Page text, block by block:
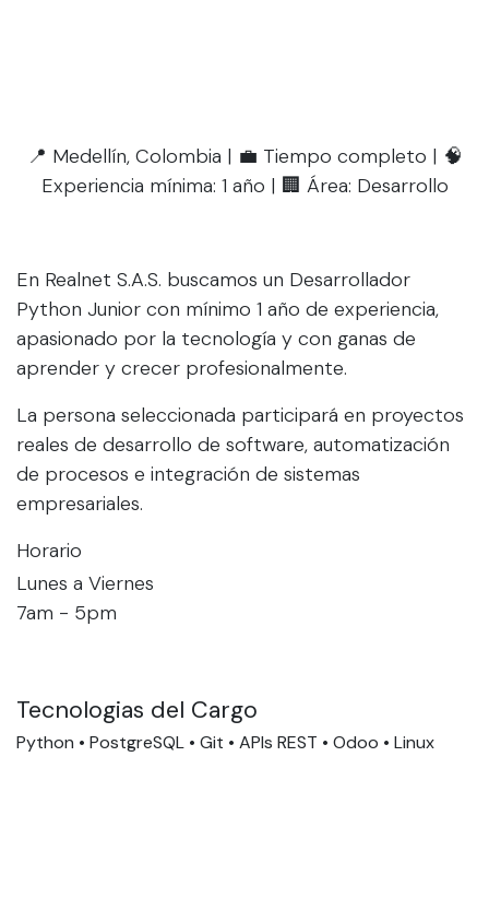
📍 Medellín, Colombia | 💼 Tiempo completo | 🧠
Experiencia mínima: 1 año | 🏢 Área: Desarrollo
En Realnet S.A.S. buscamos un Desarrollador
Python Junior con mínimo 1 año de experiencia,
apasionado por la tecnología y con ganas de
aprender y crecer profesionalmente.
La persona seleccionada participará en proyectos
reales de desarrollo de software, automatización
de procesos e integración de sistemas
empresariales.
Horario
Lunes a Viernes
7am - 5pm
Tecnologias del Cargo
Python • PostgreSQL • Git • APIs REST • Odoo • Linux